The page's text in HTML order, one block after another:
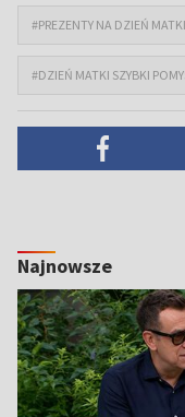
#PREZENTY NA DZIEŃ
#DZIEŃ MATKI SZYBKI
Najnowsze